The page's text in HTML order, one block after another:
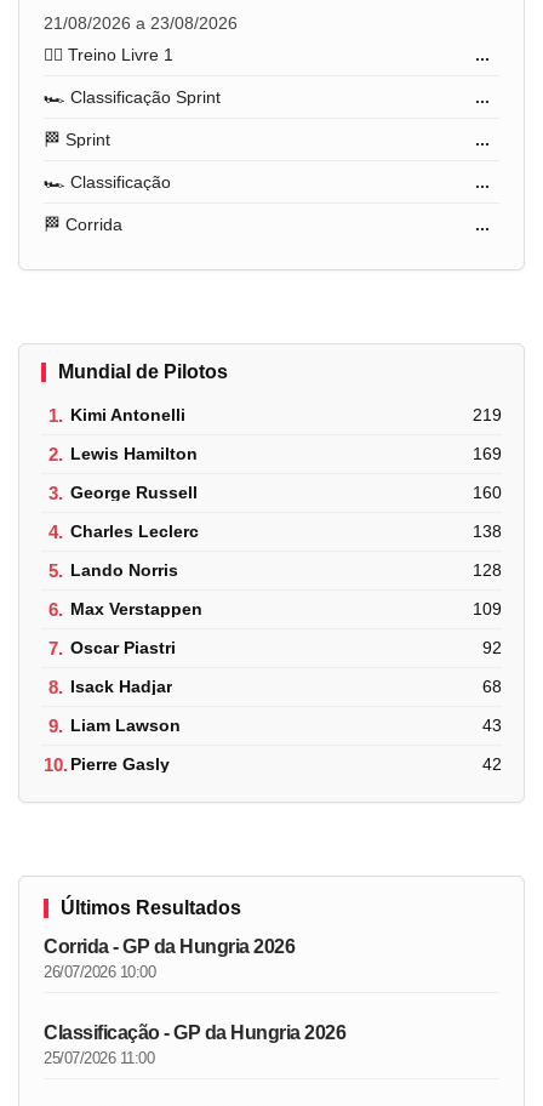
21/08/2026 a 23/08/2026
🏋️‍♂️ Treino Livre 1
...
🏎️ Classificação Sprint ...
🏁 Sprint ...
🏎️ Classificação ...
🏁 Corrida ...
Mundial de Pilotos
1. Kimi Antonelli 219
2. Lewis Hamilton 169
3. George Russell 160
4. Charles Leclerc 138
5. Lando Norris 128
6. Max Verstappen 109
7. Oscar Piastri 92
8. Isack Hadjar 68
9. Liam Lawson 43
10.Pierre Gasly 42
Últimos Resultados
Corrida - GP da Hungria 2026
26/07/2026 10:00
Classificação - GP da Hungria 2026
25/07/2026 11:00